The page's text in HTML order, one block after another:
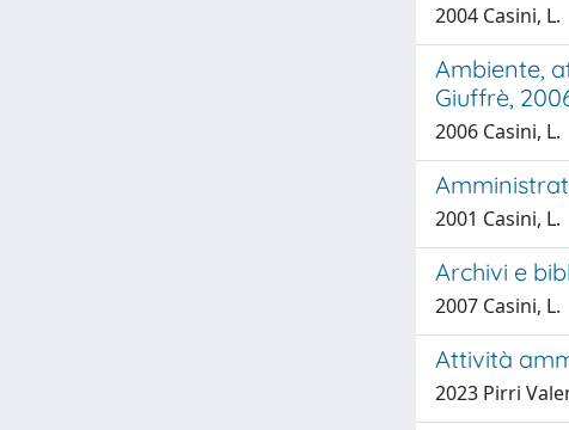
2004 Casini, L.
Ambiente,
Giuffrè,
2006 Casini, L.
2001 Casini, L.
Archivi e
2007 Casini, L.
Attività
2023 Pirri